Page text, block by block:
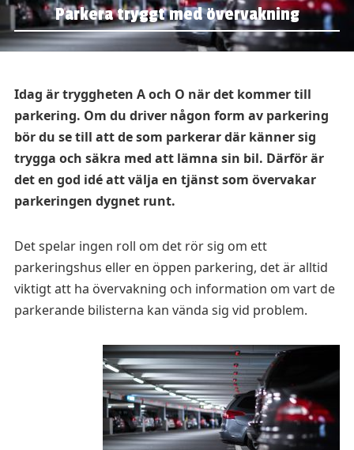
Parkera tryggt med övervakning
Idag är tryggheten A och O när det kommer till
parkering. Om du driver någon form av parkering
bör du se till att de som parkerar där känner sig
trygga och säkra med att lämna sin bil. Därför är
det en god idé att välja en tjänst som övervakar
parkeringen dygnet runt.
Det spelar ingen roll om det rör sig om ett
parkeringshus eller en öppen parkering, det är alltid
viktigt att ha övervakning och information om vart de
parkerande bilisterna kan vända sig vid problem.